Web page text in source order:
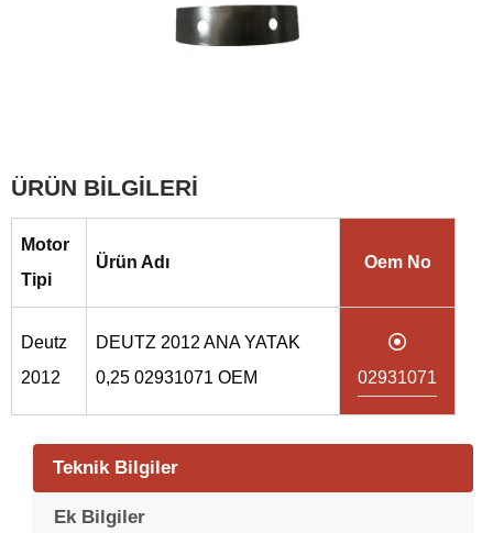
ÜRÜN BİLGİLERİ
Motor
Tipi
Ürün Adı Oem No
Deutz
2012
DEUTZ 2012 ANA YATAK
0,25 02931071 OEM
02931071
Teknik Bilgiler
Ek Bilgiler